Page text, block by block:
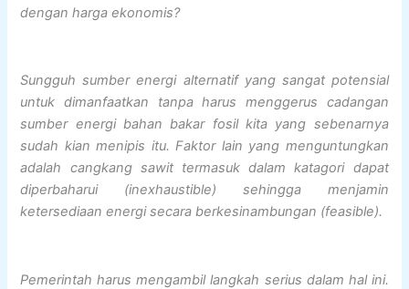
dengan harga ekonomis?
Sungguh sumber energi alternatif yang sangat potensial
untuk dimanfaatkan tanpa harus menggerus cadangan
sumber energi bahan bakar fosil kita yang sebenarnya
sudah kian menipis itu. Faktor lain yang menguntungkan
adalah cangkang sawit termasuk dalam katagori dapat
diperbaharui (inexhaustible) sehingga menjamin
ketersediaan energi secara berkesinambungan (feasible).
Pemerintah harus mengambil langkah serius dalam hal ini.